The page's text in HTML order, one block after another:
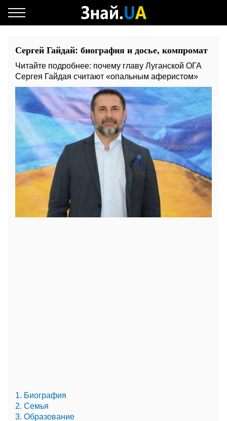
Сергей Гайдай: биография и досье, компромат
Читайте подробнее: почему главу Луганской ОГА
Сергея Гайдая считают «опальным аферистом»
1. Биография
2. Семья
3. Образование